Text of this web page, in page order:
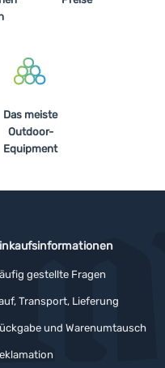
Das meiste
Outdoor-
Equipment
gestellte Fragen
Transport, Lieferung
und Warenumtausch